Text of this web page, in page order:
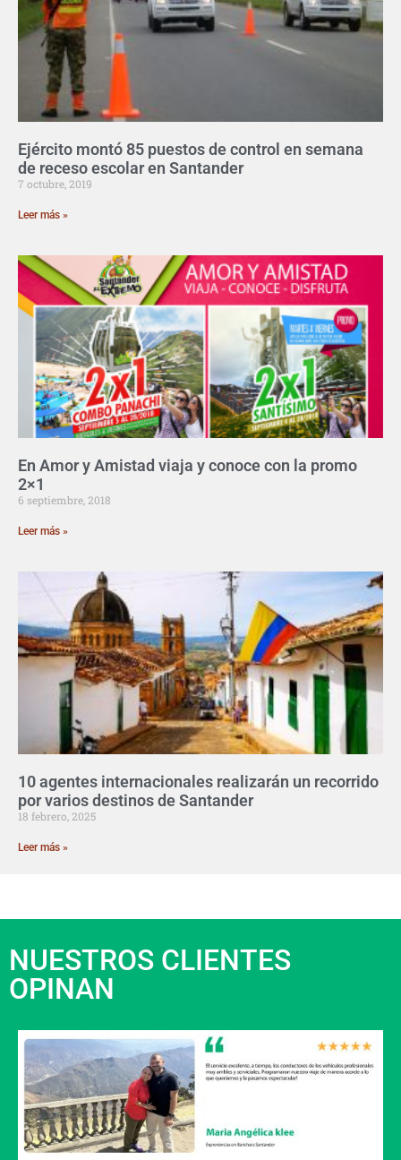
Ejército montó 85 puestos de control en semana
de receso escolar en Santander
7 octubre, 2019
Leer más »
En Amor y Amistad viaja y conoce con la promo
2×1
6 septiembre, 2018
Leer más »
10 agentes internacionales realizarán un recorrido
por varios destinos de Santander
18 febrero, 2025
Leer más »
NUESTROS CLIENTES
OPINAN